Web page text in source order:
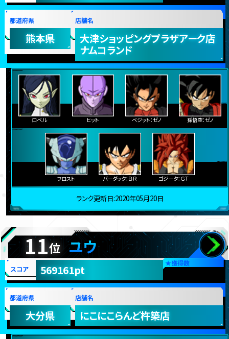
都道府県
熊本県
店舗名
大津ショッピングプラザアーク店
ナムコランド
ロベル ヒット ベジット：ゼノ 孫悟空：ゼノ
フロスト バーダック：ＢＲ ゴジータ：ＧＴ
ランク更新日:2020年05月20日
11位 ユウ
★獲得数
スコア 569161pt
都道府県
大分県
店舗名
にこにこらんど杵築店